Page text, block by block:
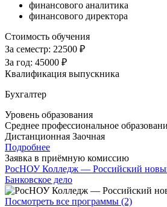
финансового аналитика
финансового директора
Стоимость обучения
За семестр: 22500 ₽
За год: 45000 ₽
Квалификация выпускника
Бухгалтер
Уровень образования
Среднее профессиональное
Дистанционная Заочная
Подробнее
Заявка в приёмную комиссию
РосНОУ Колледж — Российский
Банковское дело
Посмотреть все программы (2)